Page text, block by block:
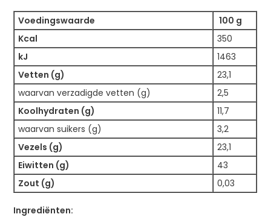
Voedingswaarde
100 g
Kcal
350
kJ
1463
Vetten (g)
23,1
waarvan verzadigde vetten (g)
2,5
Koolhydraten (g)
11,7
waarvan suikers (g)
3,2
Vezels (g)
23,1
Eiwitten (g)
43
Zout (g)
0,03
Ingrediënten: